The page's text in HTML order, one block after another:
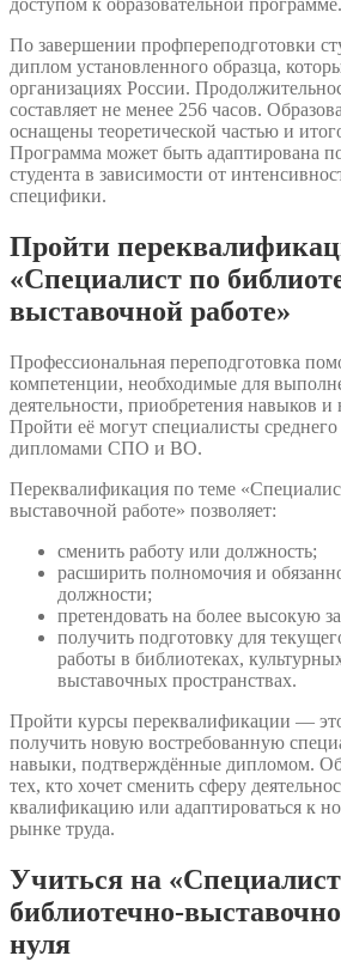
доступом к образовательной программе.
По завершении профпереподготовки
диплом установленного образца,
организациях России.
составляет не менее 256 часов.
оснащены теоретической частью и
Программа может быть адаптирована
студента в зависимости от
специфики.
Пройти
«Специалист по
выставочной работе»
Профессиональная переподготовка
компетенции, необходимые для
деятельности, приобретения навыков
Пройти её могут специалисты
дипломами СПО и ВО.
Переквалификация по теме
выставочной работе» позволяет:
сменить работу или должность;
расширить полномочия и
должности;
претендовать на более высокую
получить подготовку для
работы в библиотеках,
выставочных пространствах.
Пройти курсы переквалификации —
получить новую востребованную
навыки, подтверждённые дипломом.
тех, кто хочет сменить сферу
квалификацию или адаптироваться к
рынке труда.
Учиться на
библиотечно-
нуля